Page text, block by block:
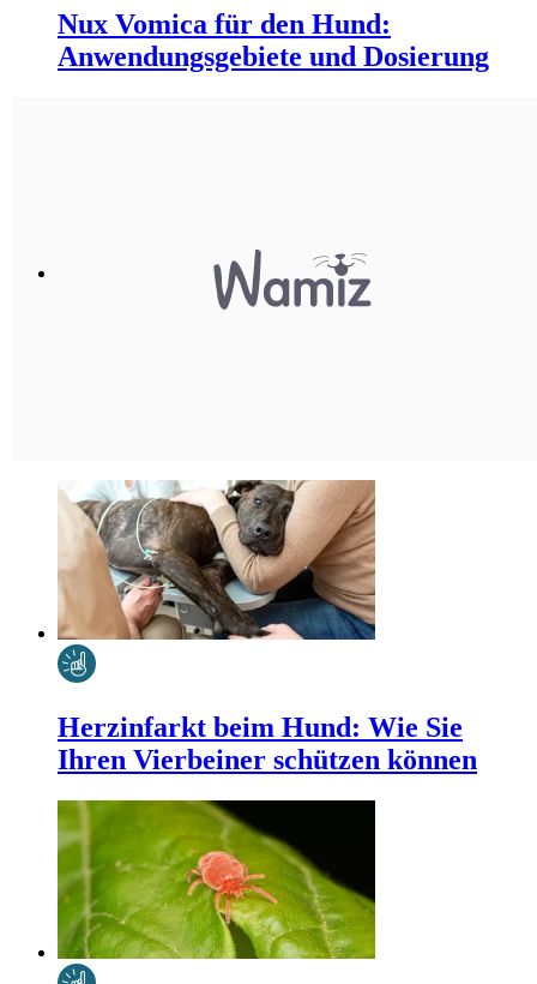
Nux Vomica für den Hund:
Anwendungsgebiete und Dosierung
Herzinfarkt beim Hund: Wie Sie
Ihren Vierbeiner schützen können